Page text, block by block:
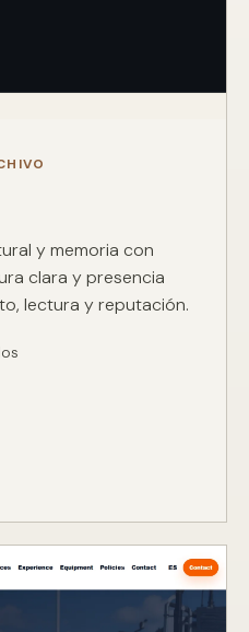
y memoria con
clara y presencia
lectura y reputación.